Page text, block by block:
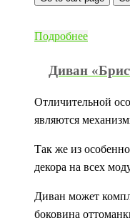
Подробнее
Диван
Отличительной
являются
Так же из
декора на всех
Диван может
боковина